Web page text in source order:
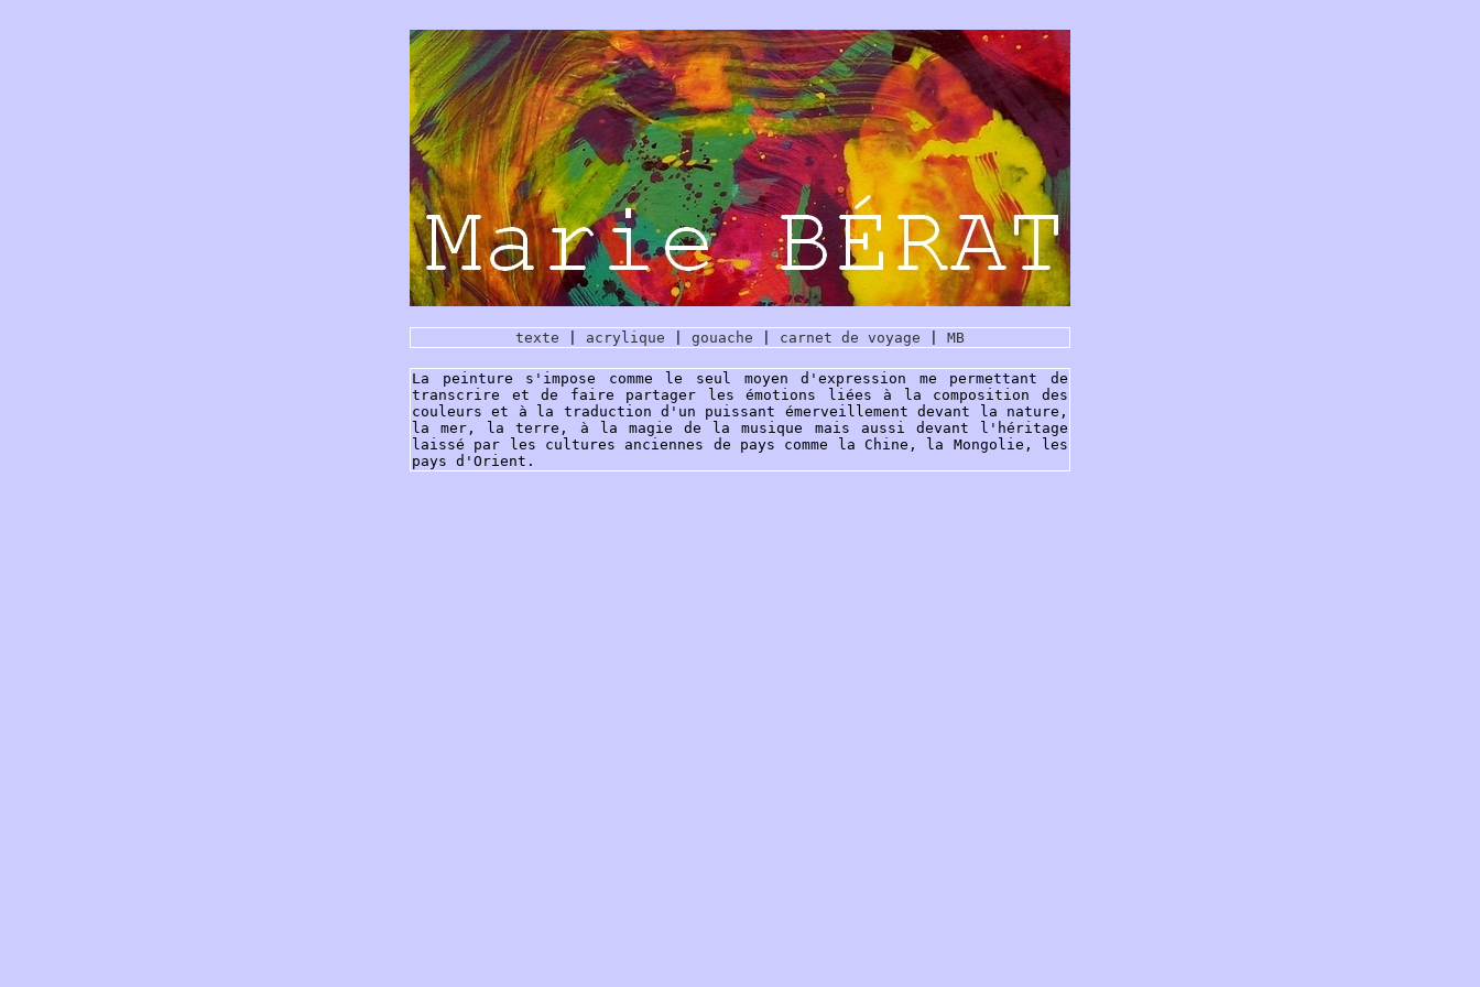
texte acrylique gouache carnet de voyage MB
La peinture s'impose comme le seul moyen d'expression me permettant de
transcrire et de faire partager les émotions liées à la composition des
couleurs et à la traduction d'un puissant émerveillement devant la nature,
la mer, la terre, à la magie de la musique mais aussi devant l'héritage
laissé par les cultures anciennes de pays comme la Chine, la Mongolie, les
pays d'Orient.